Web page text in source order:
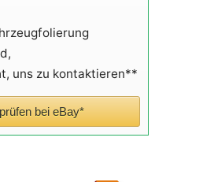
uns zu kontaktieren**
bei eBay*